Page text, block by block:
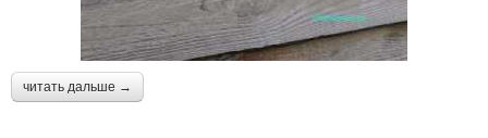
читать дальше →